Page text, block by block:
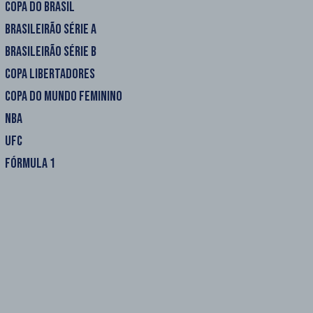
COPA DO BRASIL
BRASILEIRÃO SÉRIE A
BRASILEIRÃO SÉRIE B
COPA LIBERTADORES
COPA DO MUNDO FEMININO
NBA
UFC
FÓRMULA 1